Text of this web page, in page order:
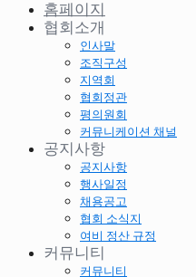
홈페이지
협회소개
인사말
조직구성
지역회
협회정관
평의원회
커뮤니케이션 채널
공지사항
공지사항
행사일정
채용공고
협회 소식지
여비 정산 규정
커뮤니티
커뮤니티